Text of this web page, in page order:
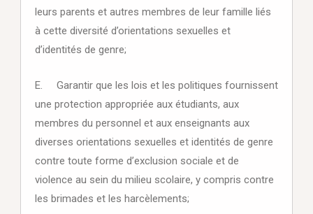
leurs parents et autres membres de leur famille liés
à cette diversité d’orientations sexuelles et
d’identités de genre;
E. Garantir que les lois et les politiques fournissent
une protection appropriée aux étudiants, aux
membres du personnel et aux enseignants aux
diverses orientations sexuelles et identités de genre
contre toute forme d’exclusion sociale et de
violence au sein du milieu scolaire, y compris contre
les brimades et les harcèlements;